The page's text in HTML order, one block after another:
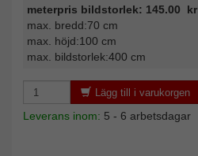
meterpris bildstorlek: 145.00 kr
max. bredd:70 cm
max. höjd:100 cm
max. bildstorlek:400 cm
Lägg till i varukorgen
Leverans inom: 5 - 6 arbetsdagar